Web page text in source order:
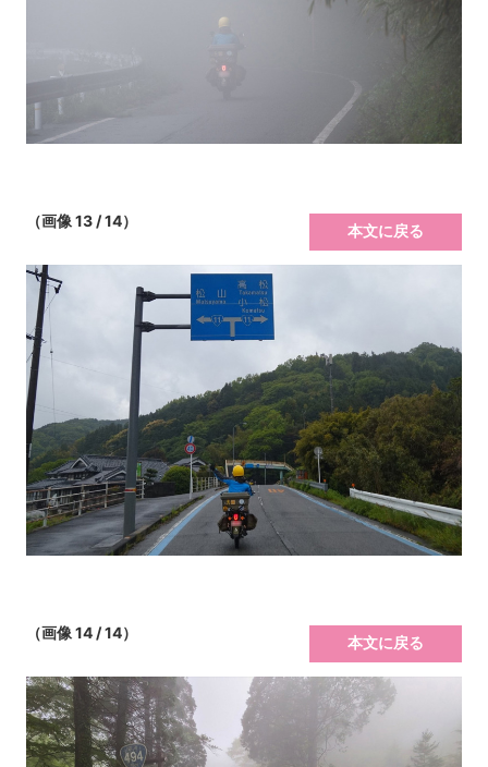
（画像 13 / 14）
本文に戻る
（画像 14 / 14）
本文に戻る